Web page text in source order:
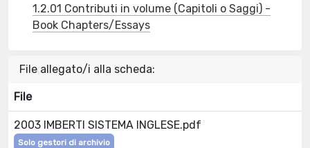
1.2.01 Contributi in volume (Capitoli o Saggi) -
Book Chapters/Essays
File allegato/i alla scheda:
File
2003 IMBERTI SISTEMA INGLESE.pdf
Solo gestori di archivio